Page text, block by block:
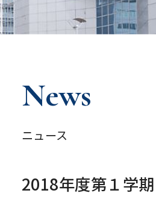
News
ニュース
2018年度第１学